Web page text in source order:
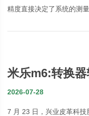
精度直接决定了系统的测
米乐m6:转换
OFweek光通讯
2026-07-28
7 月 23 日，兴业皮革科